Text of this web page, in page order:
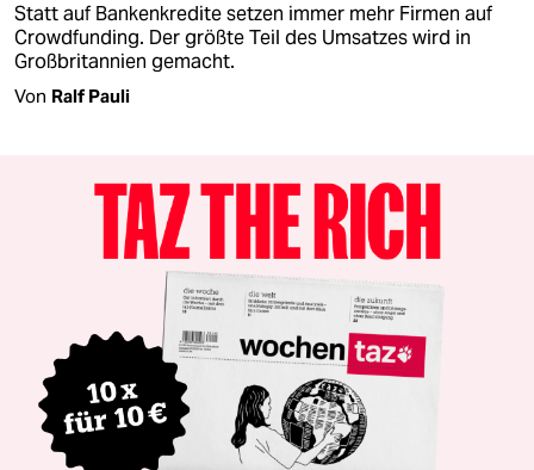
Statt auf Bankenkredite setzen immer mehr Firmen auf
Crowdfunding. Der größte Teil des Umsatzes wird in
Großbritannien gemacht.
Von Ralf Pauli